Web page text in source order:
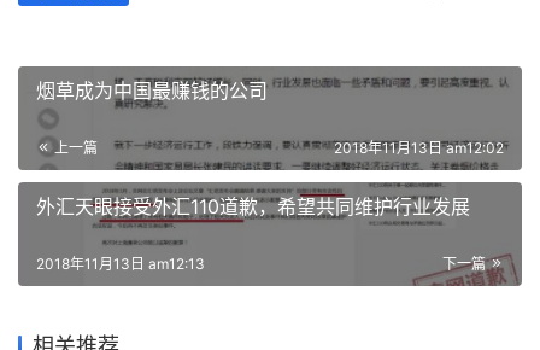
烟草成为中国最赚钱的公司
上一篇 2018年11月13日 am12:02
外汇天眼接受外汇110道歉，希望共同维护行业发展
下一篇
2018年11月13日 am12:13